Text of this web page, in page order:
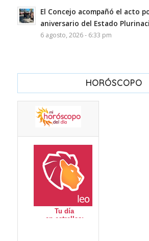
El Concejo acompañó el acto
aniversario del Estado
6 agosto, 2026 - 6:33 pm
HORÓSCOPO